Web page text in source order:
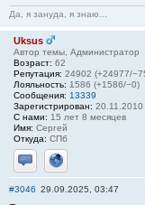
Да, я зануда, я знаю...
Uksus
Автор темы, Администратор
Возраст: 62
Репутация: 24902 (+24977/
Лояльность: 1586 (+1586/−0)
Сообщения: 13339
Зарегистрирован: 20.11.2010
С нами: 15 лет 8 месяцев
Имя: Сергей
Откуда: СПб
Отправить личное
Сайт
#3046 29.09.2025, 03:47